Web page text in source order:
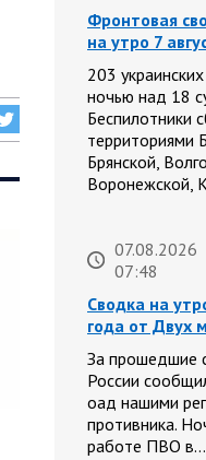
Фронтовая
на утро 7
203
ночью над 18
Беспилотники
территориями
Брянской,
Воронежской,
07.08.2026
07:48
Сводка на
года от Двух
За прошедшие
России
оад нашими
противника.
работе ПВО в…